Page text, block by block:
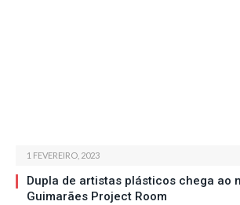
1 FEVEREIRO, 2023
Dupla de artistas plásticos chega ao
Guimarães Project Room